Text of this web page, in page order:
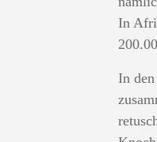
In
In